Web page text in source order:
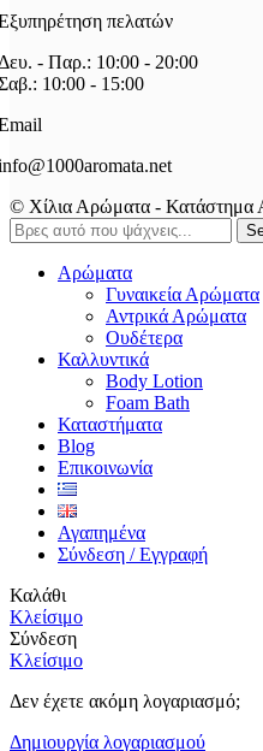
πελατών
- Παρ.: 10:00 - 20:00
10:00 - 15:00
© Χίλια Αρώματα - Κατάστημα
Αρώματα
Γυναικεία Αρώματα
Αντρικά Αρώματα
Ουδέτερα
Καλλυντικά
Body Lotion
Foam Bath
Καταστήματα
Blog
Επικοινωνία
Αγαπημένα
Σύνδεση / Εγγραφή
Καλάθι
Κλείσιμο
Σύνδεση
Κλείσιμο
Δεν έχετε ακόμη λογαριασμό;
Δημιουργία λογαριασμού